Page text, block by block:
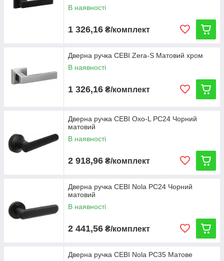
В наявності
1 326,16 ₴/комплект
Дверна ручка CEBI Zera-S Матовий хром
В наявності
1 326,16 ₴/комплект
Дверна ручка CEBI Oxo-L PC24 Чорний
матовий
В наявності
2 918,96 ₴/комплект
Дверна ручка CEBI Nola PC24 Чорний
матовий
В наявності
2 441,56 ₴/комплект
Дверна ручка CEBI Nola PC35 Матове